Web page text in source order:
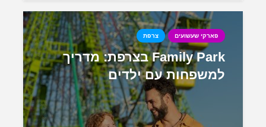
פארקי שעשועים צרפת
Family Park בצרפת: מדריך
למשפחות עם ילדים